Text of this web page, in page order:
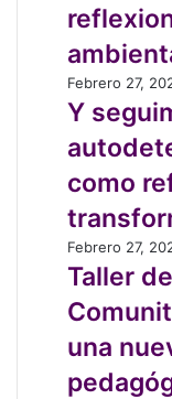
transición
justa
Brotes,
reflexiones
sobre
educación
ambiental
Y
seguimos
la
disputa:
la
territorial
como
refugio
y
de
transformación
Febrero 27,
Y
como
Taller
de
Comunitario
en
Quilicura:
una
Febrero 27,
Taller
una